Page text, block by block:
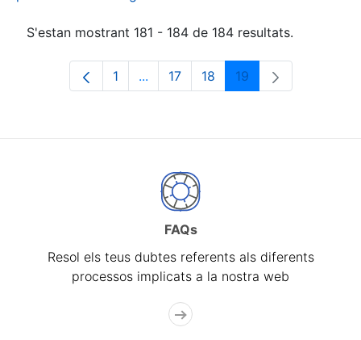
S'estan mostrant 181 - 184 de 184 resultats.
Pàgina
1 ...Pàgines intermèdies Utilitzeu TAB
Pàgina
17 Pàgina
18 Pàgina
19
FAQs
Resol els teus dubtes referents als diferents
processos implicats a la nostra web